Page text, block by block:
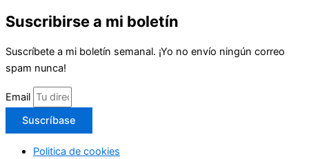
Suscribirse a mi boletín
Suscríbete a mi boletín semanal. ¡Yo no envío ningún correo
spam nunca!
Email
Suscríbase
Politica de cookies